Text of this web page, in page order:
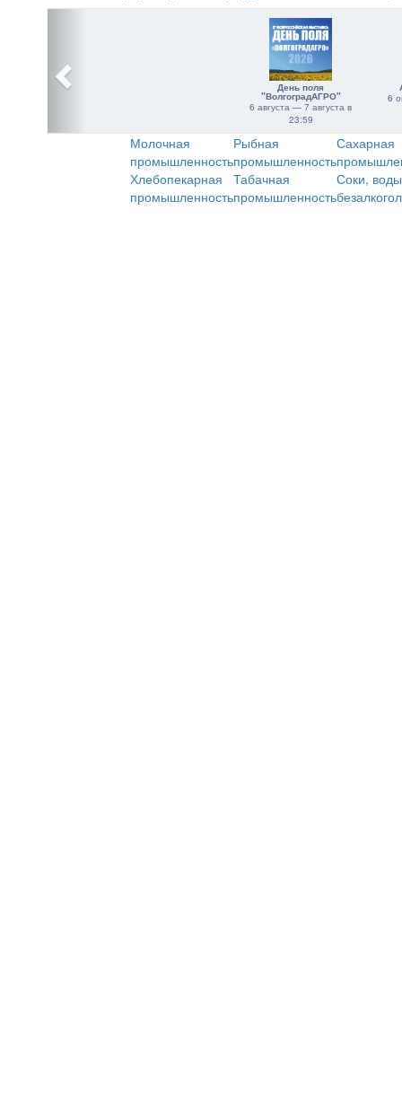
День поля
"ВолгоградАГРО"
6 августа — 7 августа в
23:59
6
Молочная
промышленность
Рыбная
промышленность
Сахарная
Хлебопекарная
промышленность
Табачная
промышленность
Соки,